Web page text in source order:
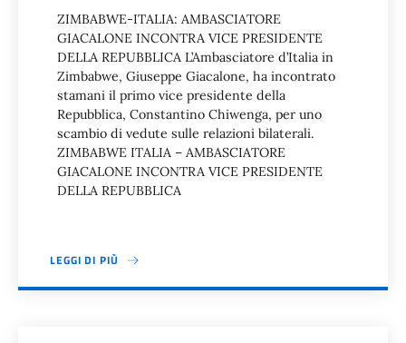
ZIMBABWE-ITALIA: AMBASCIATORE
GIACALONE INCONTRA VICE PRESIDENTE
DELLA REPUBBLICA L’Ambasciatore d’Italia in
Zimbabwe, Giuseppe Giacalone, ha incontrato
stamani il primo vice presidente della
Repubblica, Constantino Chiwenga, per uno
scambio di vedute sulle relazioni bilaterali.
ZIMBABWE ITALIA – AMBASCIATORE
GIACALONE INCONTRA VICE PRESIDENTE
DELLA REPUBBLICA
LEGGI DI PIÙ